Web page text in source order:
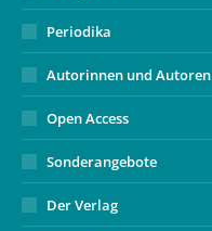
Periodika
Autorinnen und Autoren
Open Access
Sonderangebote
Der Verlag